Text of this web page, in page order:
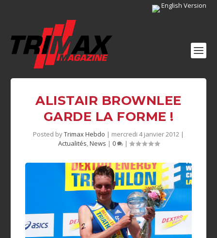
English Version
ALISTAIR BROWNLEE
GARDE LA FORME !
Posted byTrimax Hebdo | mercredi 4 janvier 2012 |
Actualités,News | 0 |